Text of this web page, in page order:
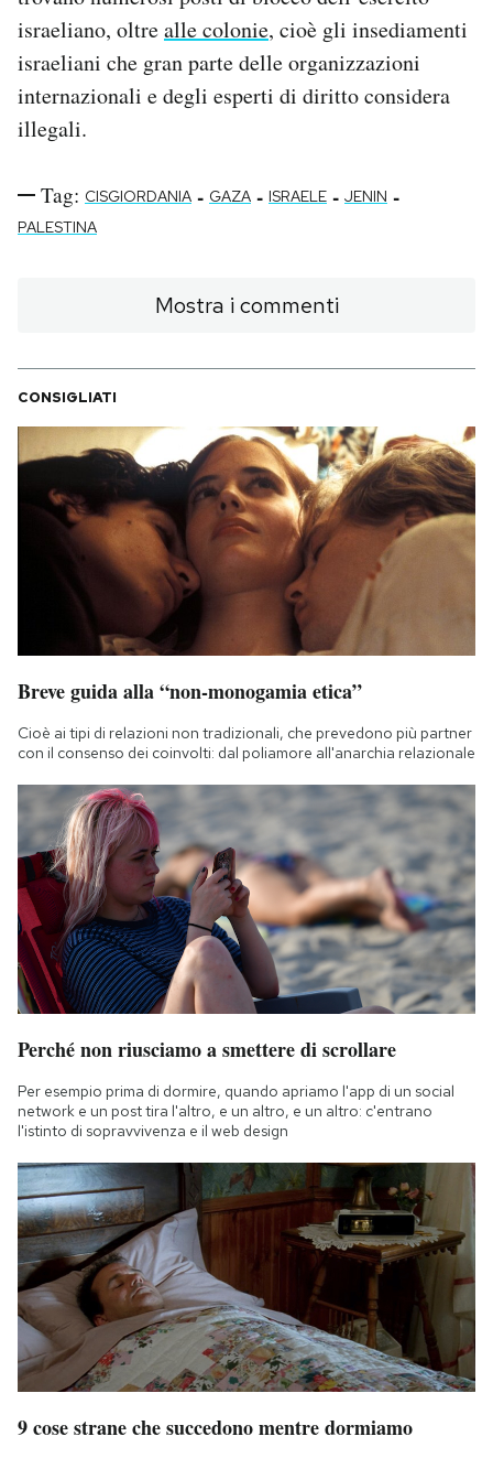
israeliano, oltrealle colonie, cioè gli insediamenti
israeliani che gran parte delle organizzazioni
internazionali e degli esperti di diritto considera
illegali.
Tag: CISGIORDANIA - GAZA - ISRAELE - JENIN -
PALESTINA
Mostra i commenti
CONSIGLIATI
Breve guida alla “non-monogamia etica”
Cioè ai tipi di relazioni non tradizionali, che prevedono più partner
con il consenso dei coinvolti: dal poliamore all'anarchia relazionale
Perché non riusciamo a smettere di scrollare
Per esempio prima di dormire, quando apriamo l'app di un social
network e un post tira l'altro, e un altro, e un altro: c'entrano
l'istinto di sopravvivenza e il web design
9 cose strane che succedono mentre dormiamo